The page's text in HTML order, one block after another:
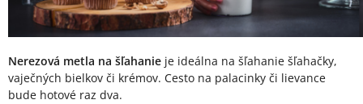
Nerezová metla na šľahanie je ideálna na šľahanie šľahačky,
vaječných bielkov či krémov. Cesto na palacinky či lievance
bude hotové raz dva.